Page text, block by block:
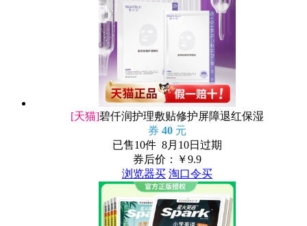
[天猫]碧仟润护理敷贴修护屏障退红保湿
券 40 元
已售10件 8月10日过期
券后价：￥9.9
浏览器买 淘口令买